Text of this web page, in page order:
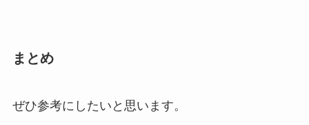
まとめ
ぜひ参考にしたいと思います。